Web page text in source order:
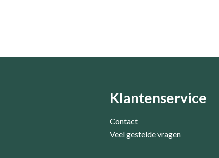
Klantenservice
Contact
Veel gestelde vragen